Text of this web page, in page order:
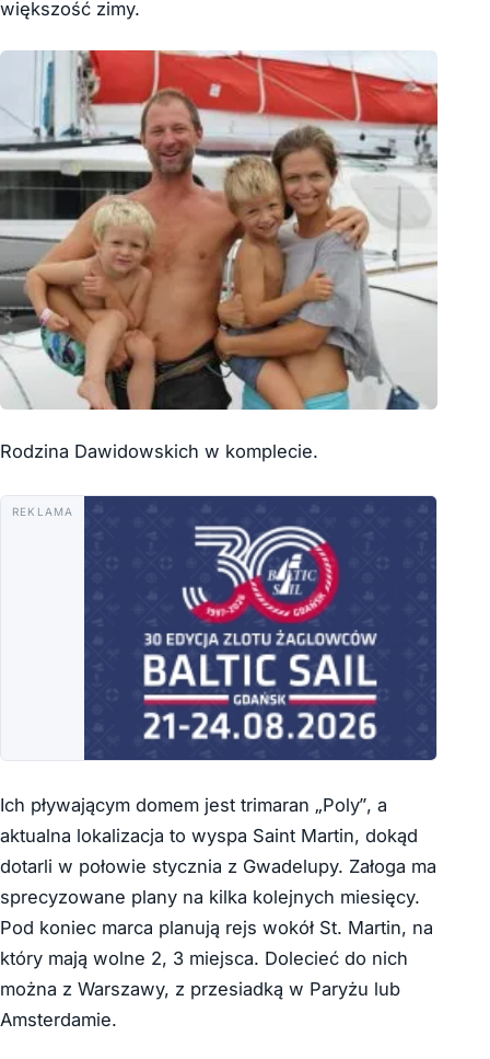
większość zimy.
Rodzina Dawidowskich w komplecie.
REKLAMA
Ich pływającym domem jest trimaran „Poly”, a
aktualna lokalizacja to wyspa Saint Martin, dokąd
dotarli w połowie stycznia z Gwadelupy. Załoga ma
sprecyzowane plany na kilka kolejnych miesięcy.
Pod koniec marca planują rejs wokół St. Martin, na
który mają wolne 2, 3 miejsca. Dolecieć do nich
można z Warszawy, z przesiadką w Paryżu lub
Amsterdamie.